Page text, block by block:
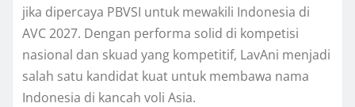
jika dipercaya PBVSI untuk mewakili Indonesia di
AVC 2027. Dengan performa solid di kompetisi
nasional dan skuad yang kompetitif, LavAni menjadi
salah satu kandidat kuat untuk membawa nama
Indonesia di kancah voli Asia.